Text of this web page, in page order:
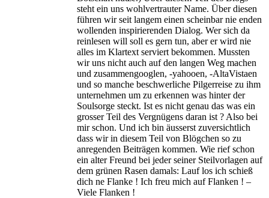
steht ein uns wohlvertrauter Name. Über diesen
führen wir seit langem einen scheinbar nie enden
wollenden inspirierenden Dialog. Wer sich da
reinlesen will soll es gern tun, aber er wird nie
alles im Klartext serviert bekommen. Mussten
wir uns nicht auch auf den langen Weg machen
und zusammengooglen, -yahooen, -AltaVistaen
und so manche beschwerliche Pilgerreise zu ihm
unternehmen um zu erkennen was hinter der
Soulsorge steckt. Ist es nicht genau das was ein
grosser Teil des Vergnügens daran ist ? Also bei
mir schon. Und ich bin äusserst zuversichtlich
dass wir in diesem Teil von Blögchen so zu
anregenden Beiträgen kommen. Wie rief schon
ein alter Freund bei jeder seiner Steilvorlagen auf
dem grünen Rasen damals: Lauf los ich schieß
dich ne Flanke ! Ich freu mich auf Flanken ! –
Viele Flanken !